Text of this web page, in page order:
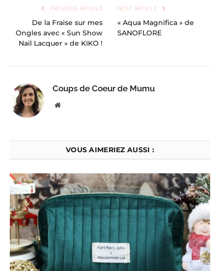
PREVIOUS ARTICLE
De la Fraise sur mes
Ongles avec « Sun Show
Nail Lacquer » de KIKO !
NEXT ARTICLE
« Aqua Magnifica » de
SANOFLORE
Coups de Coeur de Mumu
Website
VOUS AIMERIEZ AUSSI :